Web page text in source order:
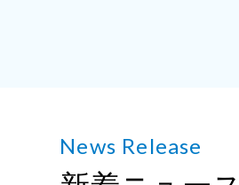
News Release